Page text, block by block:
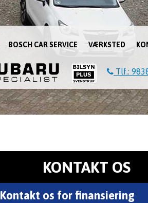
BOSCH CAR SERVICE VÆRKSTED
Tlf.:
KONTAKT OS
Kontakt os for finansiering